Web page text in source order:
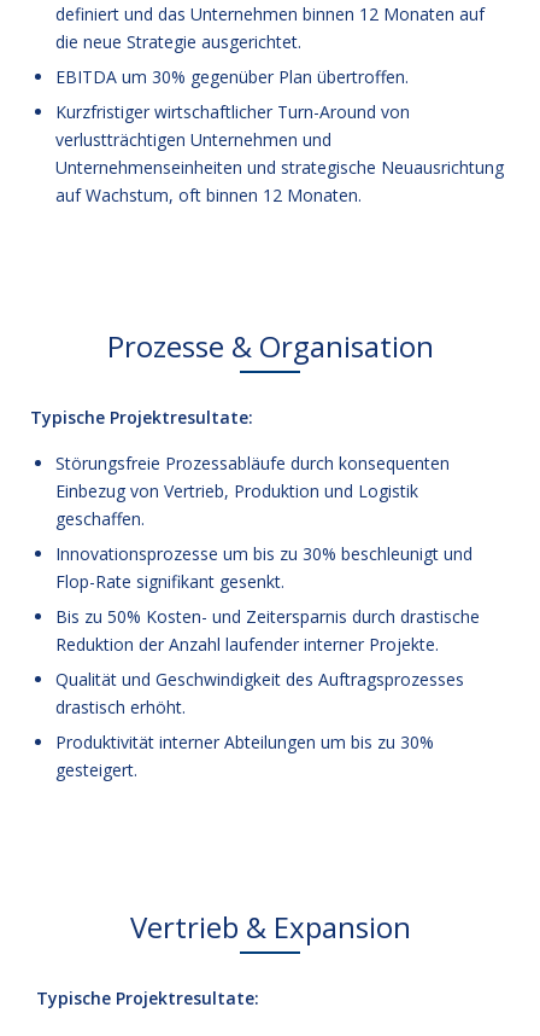
definiert und das Unternehmen binnen 12 Monaten auf
die neue Strategie ausgerichtet.
EBITDA um 30% gegenüber Plan übertroffen.
Kurzfristiger wirtschaftlicher Turn-Around von
verlustträchtigen Unternehmen und
Unternehmenseinheiten und strategische Neuausrichtung
auf Wachstum, oft binnen 12 Monaten.
Prozesse & Organisation
Typische Projektresultate:
Störungsfreie Prozessabläufe durch konsequenten
Einbezug von Vertrieb, Produktion und Logistik
geschaffen.
Innovationsprozesse um bis zu 30% beschleunigt und
Flop-Rate signifikant gesenkt.
Bis zu 50% Kosten- und Zeitersparnis durch drastische
Reduktion der Anzahl laufender interner Projekte.
Qualität und Geschwindigkeit des Auftragsprozesses
drastisch erhöht.
Produktivität interner Abteilungen um bis zu 30%
gesteigert.
Vertrieb & Expansion
Typische Projektresultate: